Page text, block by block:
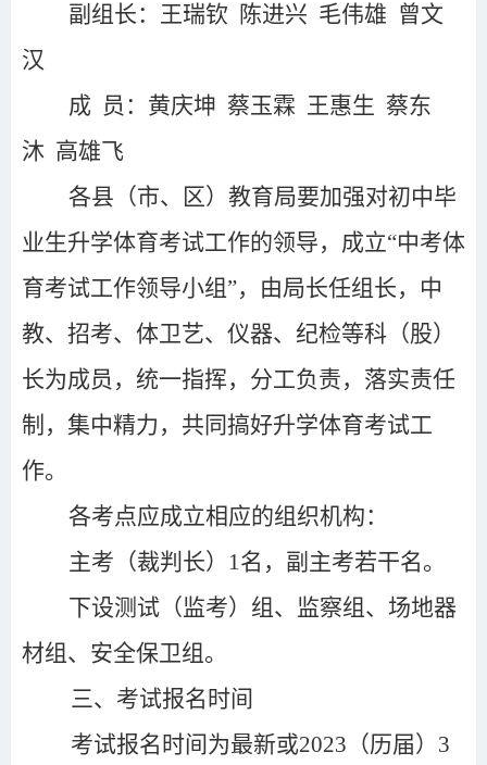
副组长：王瑞钦 陈进兴 毛伟雄 曾文
汉
成 员：黄庆坤 蔡玉霖 王惠生 蔡东
沐 高雄飞
各县（市、区）教育局要加强对初中毕
业生升学体育考试工作的领导，成立“中考体
育考试工作领导小组”，由局长任组长，中
教、招考、体卫艺、仪器、纪检等科（股）
长为成员，统一指挥，分工负责，落实责任
制，集中精力，共同搞好升学体育考试工
作。
各考点应成立相应的组织机构：
主考（裁判长）1名，副主考若干名。
下设测试（监考）组、监察组、场地器
材组、安全保卫组。
三、考试报名时间
考试报名时间为最新或2023（历届）3